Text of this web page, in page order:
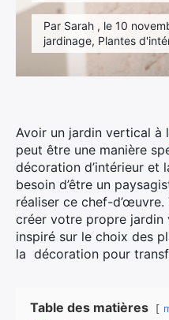
Par Sarah , le 10
jardinage, Plantes
Avoir un jardin vertical à
peut être une manière
décoration d’intérieur et
besoin d’être un
réaliser ce chef-
créer votre propre jardin
inspiré sur le choix des
la décoration pour
Table des matières